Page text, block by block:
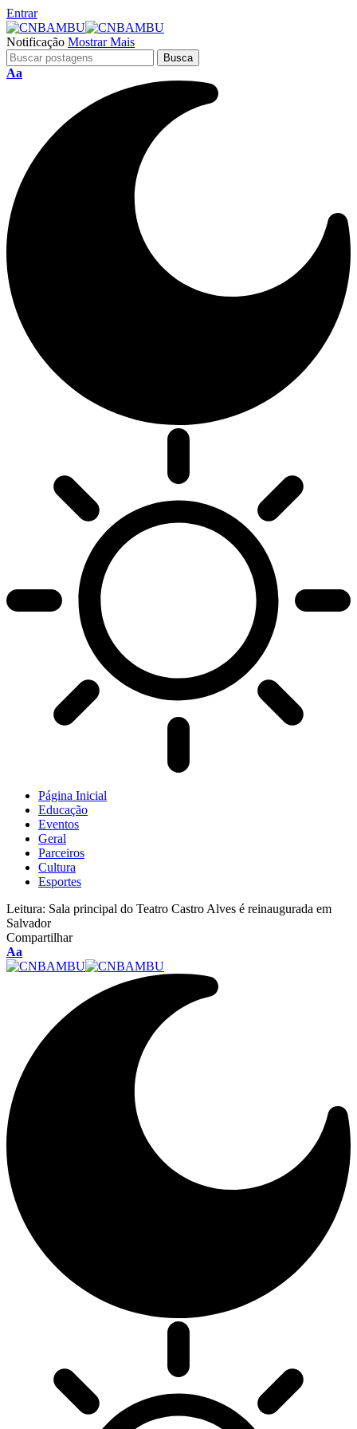
Entrar
Notificação Mostrar Mais
Aa
Página Inicial
Educação
Eventos
Geral
Parceiros
Cultura
Esportes
Leitura: Sala principal do Teatro Castro Alves é reinaugurada em
Salvador
Compartilhar
Aa